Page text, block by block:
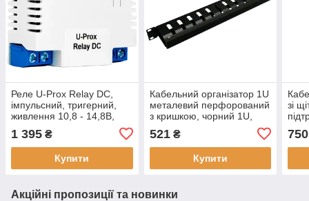
Реле U-Prox Relay DC,
імпульсний, тригерний,
живлення 10,8 - 14,8В,
1 395 ₴
Купити
Кабельний організатор 1U
металевий перфорований
з кришкою, чорний 1U,
521₴
Купити
зі
750
Акційні пропозиції та новинки